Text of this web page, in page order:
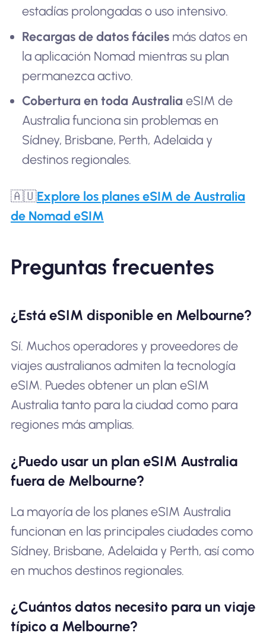
estadías prolongadas o uso intensivo.
Recargas de datos fáciles más datos en
la aplicación Nomad mientras su plan
permanezca activo.
Cobertura en toda Australia eSIM de
Australia funciona sin problemas en
Sídney, Brisbane, Perth, Adelaida y
destinos regionales.
🇦🇺Explore los planes eSIM de Australia
de Nomad eSIM
Preguntas frecuentes
¿Está eSIM disponible en Melbourne?
Sí. Muchos operadores y proveedores de
viajes australianos admiten la tecnología
eSIM. Puedes obtener un plan eSIM
Australia tanto para la ciudad como para
regiones más amplias.
¿Puedo usar un plan eSIM Australia
fuera de Melbourne?
La mayoría de los planes eSIM Australia
funcionan en las principales ciudades como
Sídney, Brisbane, Adelaida y Perth, así como
en muchos destinos regionales.
¿Cuántos datos necesito para un viaje
típico a Melbourne?